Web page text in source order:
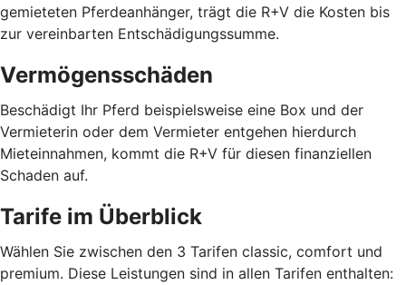
gemieteten Pferdeanhänger, trägt die R+V die Kosten bis
zur vereinbarten Entschädigungssumme.
Vermögensschäden
Beschädigt Ihr Pferd beispielsweise eine Box und der
Vermieterin oder dem Vermieter entgehen hierdurch
Mieteinnahmen, kommt die R+V für diesen finanziellen
Schaden auf.
Tarife im Überblick
Wählen Sie zwischen den 3 Tarifen classic, comfort und
premium. Diese Leistungen sind in allen Tarifen enthalten: